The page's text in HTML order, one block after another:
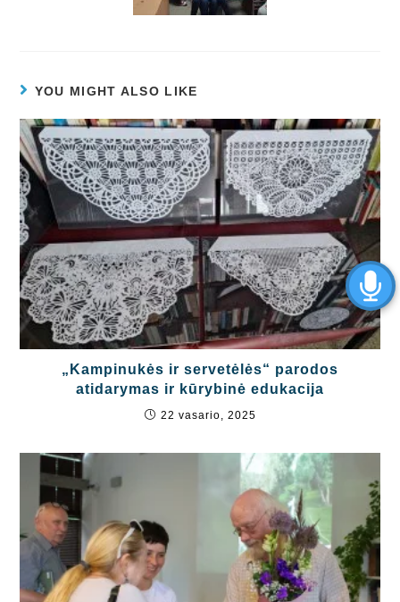
YOU MIGHT ALSO LIKE
„Kampinukės ir servetėlės“ parodos
atidarymas ir kūrybinė edukacija
22 vasario, 2025